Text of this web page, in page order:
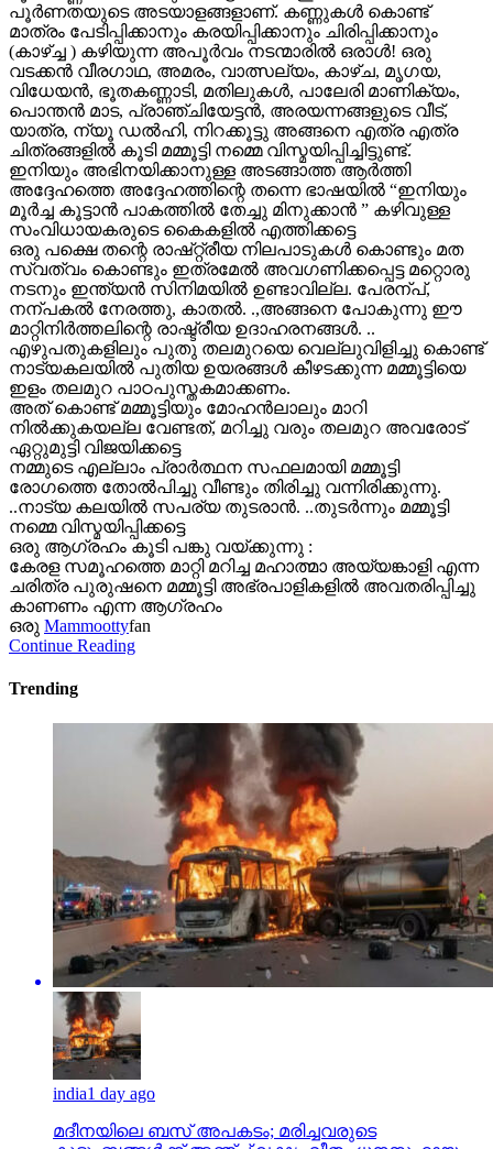
പൂർണതയുടെ അടയാളങ്ങളാണ്. കണ്ണുകൾ കൊണ്ട്
മാത്രം പേടിപ്പിക്കാനും കരയിപ്പിക്കാനും ചിരിപ്പിക്കാനും
(കാഴ്ച്ച ) കഴിയുന്ന അപൂർവം നടന്മാരിൽ ഒരാൾ! ഒരു
വടക്കൻ വീരഗാഥ, അമരം, വാത്സല്യം, കാഴ്ച, മൃഗയ,
വിധേയൻ, ഭൂതകണ്ണാടി, മതിലുകൾ, പാലേരി മാണിക്യം,
പൊന്തൻ മാട, പ്രാഞ്ചിയേട്ടൻ, അരയന്നങ്ങളുടെ വീട്,
യാത്ര, ന്യൂ ഡൽഹി, നിറക്കൂട്ടു അങ്ങനെ എത്ര എത്ര
ചിത്രങ്ങളിൽ കൂടി മമ്മൂട്ടി നമ്മെ വിസ്മയിപ്പിച്ചിട്ടുണ്ട്.
ഇനിയും അഭിനയിക്കാനുള്ള അടങ്ങാത്ത ആർത്തി
അദ്ദേഹത്തെ അദ്ദേഹത്തിന്റെ തന്നെ ഭാഷയിൽ “ഇനിയും
മൂർച്ച കൂട്ടാൻ പാകത്തിൽ തേച്ചു മിനുക്കാൻ ” കഴിവുള്ള
സംവിധായകരുടെ കൈകളിൽ എത്തിക്കട്ടെ
ഒരു പക്ഷെ തന്റെ രാഷ്റ്റ്രീയ നിലപാടുകൾ കൊണ്ടും മത
സ്വത്വം കൊണ്ടും ഇത്രമേൽ അവഗണിക്കപ്പെട്ട മറ്റൊരു
നടനും ഇന്ത്യൻ സിനിമയിൽ ഉണ്ടാവില്ല. പേരന്പ്,
നന്പകൽ നേരത്തു, കാതൽ. .,അങ്ങനെ പോകുന്നു ഈ
മാറ്റിനിർത്തലിന്റെ രാഷ്ട്രീയ ഉദാഹരനങ്ങൾ. ..
എഴുപതുകളിലും പുതു തലമുറയെ വെല്ലുവിളിച്ചു കൊണ്ട്
നാട്യകലയിൽ പുതിയ ഉയരങ്ങൾ കീഴടക്കുന്ന മമ്മൂട്ടിയെ
ഇളം തലമുറ പാഠപുസ്തകമാക്കണം.
അത് കൊണ്ട് മമ്മൂട്ടിയും മോഹൻലാലും മാറി
നിൽക്കുകയല്ല വേണ്ടത്, മറിച്ചു വരും തലമുറ അവരോട്
ഏറ്റുമുട്ടി വിജയിക്കട്ടെ
നമ്മുടെ എല്ലാം പ്രാർത്ഥന സഫലമായി മമ്മൂട്ടി
രോഗത്തെ തോൽപിച്ചു വീണ്ടും തിരിച്ചു വന്നിരിക്കുന്നു.
..നാട്യ കലയിൽ സപര്യ തുടരാൻ. ..തുടർന്നും മമ്മൂട്ടി
നമ്മെ വിസ്മയിപ്പിക്കട്ടെ
ഒരു ആഗ്രഹം കൂടി പങ്കു വയ്ക്കുന്നു :
കേരള സമൂഹത്തെ മാറ്റി മറിച്ച മഹാത്മാ അയ്യങ്കാളി എന്ന
ചരിത്ര പുരുഷനെ മമ്മൂട്ടി അഭ്രപാളികളിൽ അവതരിപ്പിച്ചു
കാണണം എന്ന ആഗ്രഹം
ഒരു Mammoottyfan
Continue Reading
Trending
india1 day ago
മദീനയിലെ ബസ് അപകടം; മരിച്ചവരുടെ